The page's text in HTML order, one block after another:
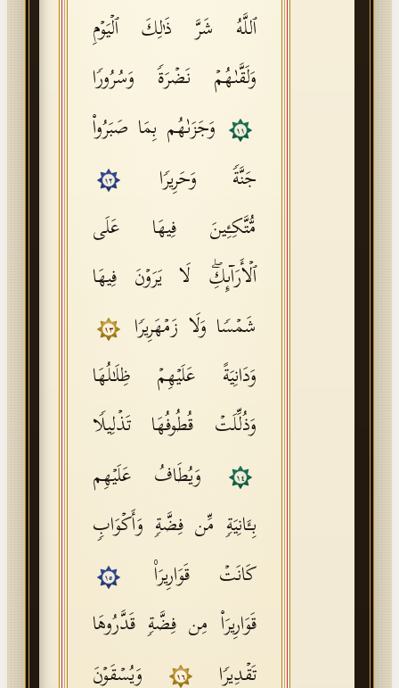
ٱللَّهُ شَرَّ ذَ ٰ⁠لِكَ ٱلۡیَوۡمِ
وَلَقَّىٰهُمۡ نَضۡرَةࣰ وَسُرُورࣰا
١١
وَجَزَىٰهُم بِمَا صَبَرُوا۟
جَنَّةࣰ وَحَرِیرࣰا
١٢
مُّتَّكِـِٔینَ فِیهَا عَلَى
ٱلۡأَرَاۤىِٕكِۖ لَا یَرَوۡنَ فِیهَا
شَمۡسࣰا وَلَا زَمۡهَرِیرࣰا
١٣
وَدَانِیَةً عَلَیۡهِمۡ ظِلَـٰلُهَا
وَذُلِّلَتۡ قُطُوفُهَا تَذۡلِیلࣰا
١٤
وَیُطَافُ عَلَیۡهِم
بِـَٔانِیَةࣲ مِّن فِضَّةࣲ وَأَكۡوَابࣲ
كَانَتۡ قَوَارِیرَا۠
١٥
قَوَارِیرَا۟ مِن فِضَّةࣲ قَدَّرُوهَا
تَقۡدِیرࣰا
١٦ وَیُسۡقَوۡنَ